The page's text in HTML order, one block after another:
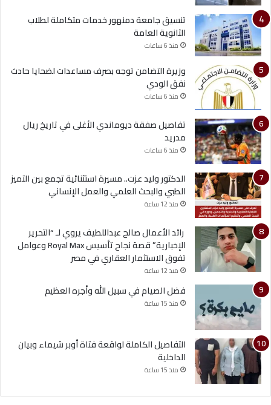
تنسيق جامعة دمنهور خدمات متكاملة لطلاب
الثانوية العامة
منذ 6 ساعات
وزيرة التضامن توجه بصرف مساعدات لضحايا حادث
نفق الودي
منذ 6 ساعات
تفاصيل صفقة ديوماندي الأغلى في تاريخ ريال
مدريد
منذ 6 ساعات
الدكتور وليد عزت.. مسيرة استثنائية تجمع بين التميز
الطبي والبحث العلمي والعمل الإنساني
منذ 12 ساعة
رائد الأعمال صالح عبداللطيف يروي لـ “التحرير
الإخبارية” قصة نجاح تأسيس Royal Max وعوامل
تفوق الاستثمار العقاري في مصر
منذ 12 ساعة
فضل الصيام في سبيل الله وأجره العظيم
منذ 15 ساعة
التفاصيل الكاملة لواقعة فتاة أوبر شيماء وبيان
الداخلية
منذ 15 ساعة